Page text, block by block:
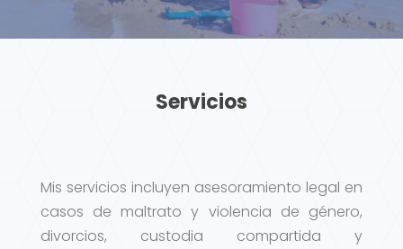
Servicios
Mis servicios incluyen asesoramiento legal en
casos de maltrato y violencia de género,
divorcios, custodia compartida y